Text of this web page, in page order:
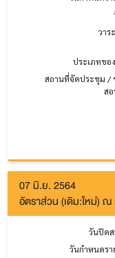
วาร
ประเภทขอ
สถานที่จัดประชุม /
ส
07 มิ.ย. 2564
อัตราส่วน (เดิม:ใหม่) ณ
วันปิด
วันกำหนดร